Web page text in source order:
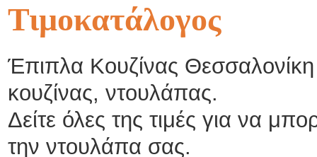
Τιμοκατάλογος
Έπιπλα Κουζίνας
κουζίνας, ντουλάπας.
Δείτε όλες της τιμές για να
την ντουλάπα σας.